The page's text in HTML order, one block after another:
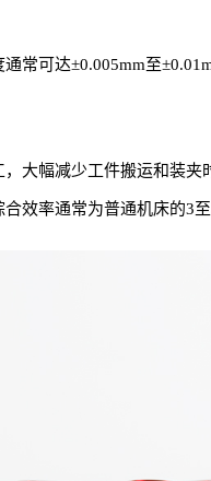
常可达±0.005mm至
大幅减少工件搬运和装
效率通常为普通机床的3至